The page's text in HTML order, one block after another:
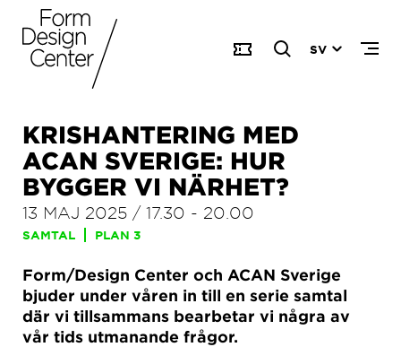
SV
KRISHANTERING MED
ACAN SVERIGE: HUR
BYGGER VI NÄRHET?
13 MAJ 2025 / 17.30 - 20.00
SAMTAL PLAN 3
Form/Design Center och ACAN Sverige
bjuder under våren in till en serie samtal
där vi tillsammans bearbetar vi några av
vår tids utmanande frågor.